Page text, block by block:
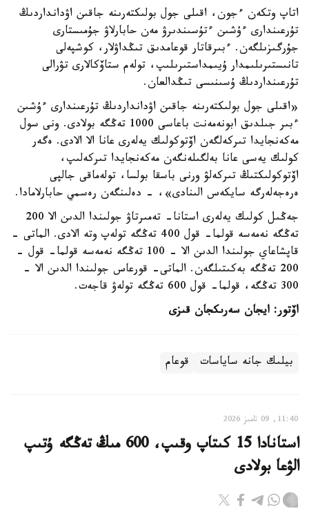
اتاپ وتكەن ءجون، اقىلى جول بولىكتەرىنە جاقىن اۋدانداردىڭ
تۇرعىندارى ءۇشىن ءتۇسىندىرۋ مەن حابارلاۋ جۇمىستارى
جۇرگىزىلگەن. ءبىرقاتار قوعامدىق تىڭداۋلار، كوشپەلى
تانىستىرىلىمدار ۇيىمداستىرىلىپ، تولەم ستاۆكالارى تۋرالى
تۇرعىنداردىڭ ۇسىنىسى تىڭدالعان.
«اقىلى جول بولىكتەرىنە جاقىن اۋدانداردىڭ تۇرعىندارى ءۇشىن
ءبىر جىلدىق ابونەمەنت باعاسى 1000 تەڭگە بولادى. ونى سول
مەكەنجايدا تىركەلگەن اۆتوكولىك يەلەرى عانا الا الادى. ەگەر
كولىك يەسى عانا بەلگىلەنگەن مەكەنجايدا تىركەلىپ،
اۆتوكولىكتىڭ تىركەلۋ ورنى باسقا بولسا، تولەماقى جالپى
ەرەجەلەرگە سايكەس الىنادى»، - دەلىنگەن رەسمي حابارلامادا.
جەڭىل كولىك يەلەرى استانا- تەمىرتاۋ جولىندا الدىن الا 200
تەڭگە نەمەسە قولما- قول 400 تەڭگە تولەپ وتە الادى. الماتى -
قاپشاعاي جولىندا الدىن الا - 100 تەڭگە نەمەسە قولما- قول -
200 تەڭگە بەكىتىلگەن. الماتى- قورعاس جولىندا الدىن الا -
300 تەڭگە، قولما- قول 600 تەڭگە تولەۋ قاجەت.
اۆتور: ايجان سەرىكجان قىزى
بيلىك جانە ساياسات قوعام
11:40, 09 تامىز 2026
استانادا 15 كىتاپ وقىپ، 600 مىڭ تەڭگە ۇتىپ
الۋعا بولادى